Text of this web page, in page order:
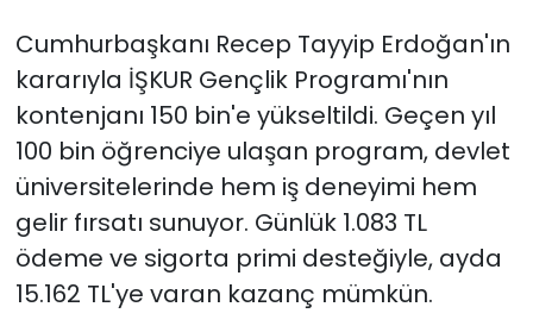
Cumhurbaşkanı Recep Tayyip Erdoğan'ın
kararıyla İŞKUR Gençlik Programı'nın
kontenjanı 150 bin'e yükseltildi. Geçen yıl
100 bin öğrenciye ulaşan program, devlet
üniversitelerinde hem iş deneyimi hem
gelir fırsatı sunuyor. Günlük 1.083 TL
ödeme ve sigorta primi desteğiyle, ayda
15.162 TL'ye varan kazanç mümkün.